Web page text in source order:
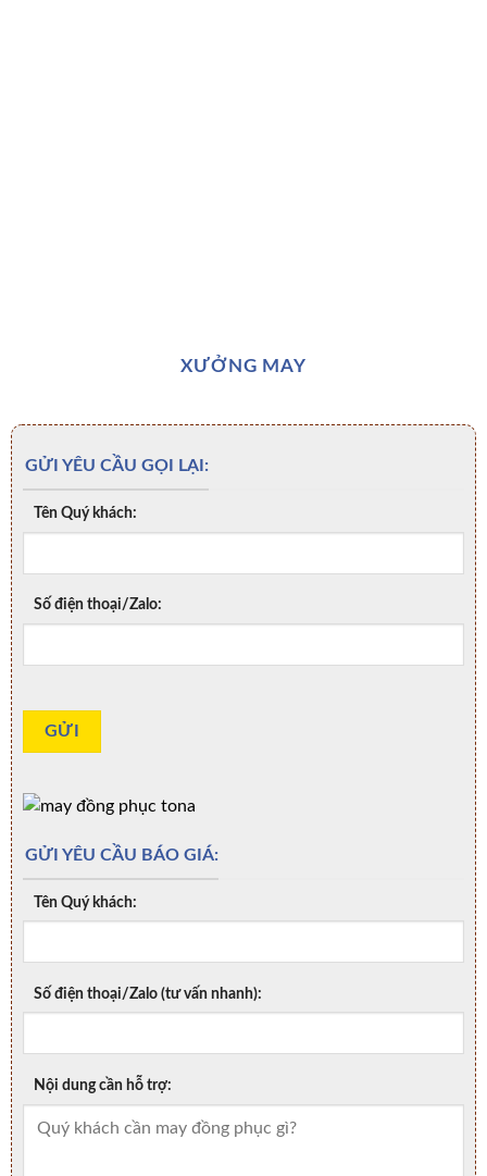
XƯỞNG MAY
GỬI YÊU CẦU GỌI LẠI:
Tên Quý khách:
Số điện thoại/Zalo:
GỬI YÊU CẦU BÁO GIÁ:
Tên Quý khách:
Số điện thoại/Zalo (tư vấn nhanh):
Nội dung cần hỗ trợ: